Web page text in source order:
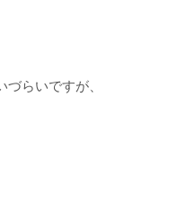
らいですが、